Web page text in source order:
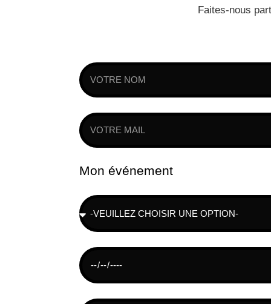
Faites-nous
Mon événement